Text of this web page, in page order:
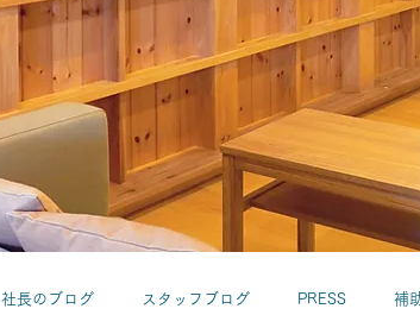
社長のブログ スタッフブログ PRESS 補